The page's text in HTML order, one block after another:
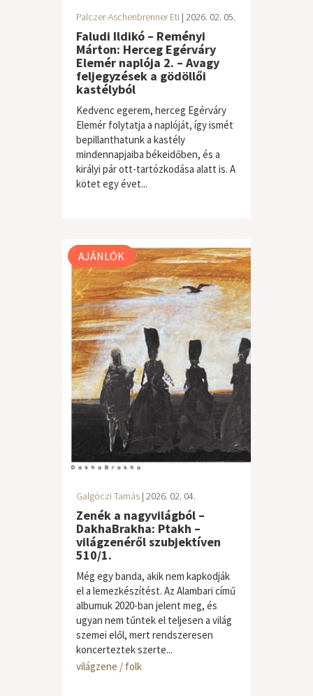
Palczer-Aschenbrenner Eti | 2026. 02. 05.
Faludi Ildikó – Reményi
Márton: Herceg Egérváry
Elemér naplója 2. – Avagy
feljegyzések a gödöllői
kastélyból
Kedvenc egerem, herceg Egérváry
Elemér folytatja a naplóját, így ismét
bepillanthatunk a kastély
mindennapjaiba békeidőben, és a
királyi pár ott-tartózkodása alatt is. A
kötet egy évet...
gyermek / ifjúsági
AJÁNLÓK
Galgóczi Tamás | 2026. 02. 04.
Zenék a nagyvilágból –
DakhaBrakha: Ptakh –
világzenéről szubjektíven
510/1.
Még egy banda, akik nem kapkodják
el a lemezkészítést. Az Alambari című
albumuk 2020-ban jelent meg, és
ugyan nem tűntek el teljesen a világ
szemei elől, mert rendszeresen
koncerteztek szerte...
világzene / folk